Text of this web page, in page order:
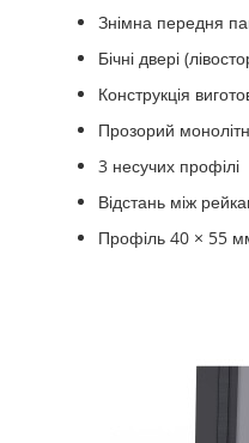
Знімна передня
Бічні двері
Конструкція
Прозорий
3 несучих профілі
Відстань між
Профіль 40 × 55